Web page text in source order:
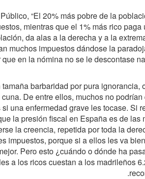
“El 20% más pobre de la
mientras que el 1% más rico
da alas a la derecha y a la
muchos impuestos dándose la
en la nómina no se le descontase
barbaridad por pura
De entre ellos, muchos no
una enfermedad grave les tocase. Si
la presión fiscal en España es de
la creencia, repetida por toda la
impuestos, porque si a ellos les va
Pero esto ¿cuándo o dónde ha
a los ricos cuestan a los madrileños